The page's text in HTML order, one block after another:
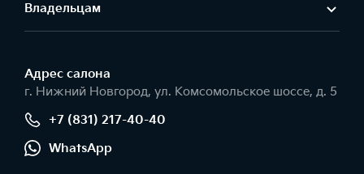
Владельцам
Адрес салонa
г. Нижний Новгород, ул. Комсомольское шоссе, д. 5
+7 (831) 217-40-40
WhatsApp